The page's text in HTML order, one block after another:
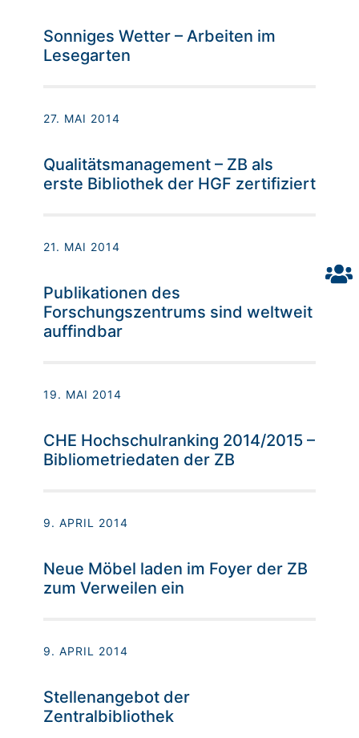
Sonniges Wetter – Arbeiten im
Lesegarten
27. MAI 2014
Qualitätsmanagement – ZB als
erste Bibliothek der HGF zertifiziert
21. MAI 2014
Publikationen des
Forschungszentrums sind weltweit
auffindbar
19. MAI 2014
CHE Hochschulranking 2014/2015 –
Bibliometriedaten der ZB
9. APRIL 2014
Neue Möbel laden im Foyer der ZB
zum Verweilen ein
9. APRIL 2014
Stellenangebot der
Zentralbibliothek